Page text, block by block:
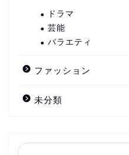
ドラマ
芸能
バラエティ
ファッション
未分類